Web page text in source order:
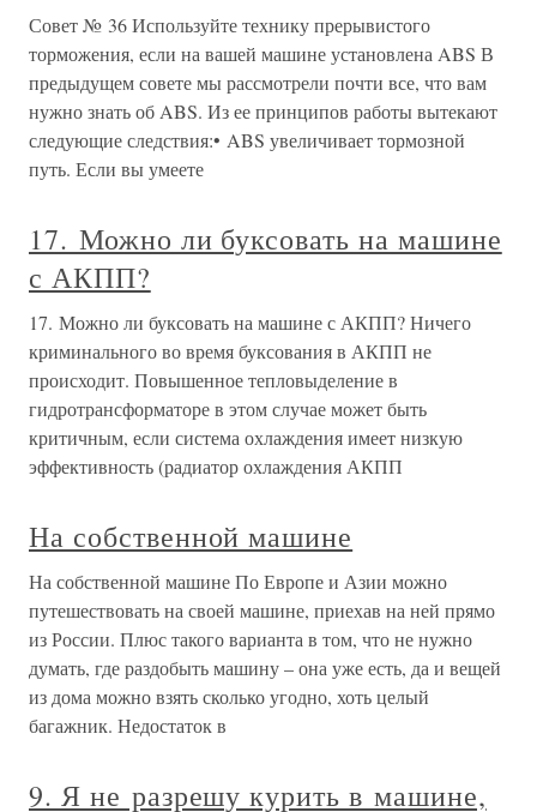
Совет № 36 Используйте технику прерывистого
торможения, если на вашей машине установлена ABS В
предыдущем совете мы рассмотрели почти все, что вам
нужно знать об ABS. Из ее принципов работы вытекают
следующие следствия:• ABS увеличивает тормозной
путь. Если вы умеете
17. Можно ли буксовать на машине
с АКПП?
17. Можно ли буксовать на машине с АКПП? Ничего
криминального во время буксования в АКПП не
происходит. Повышенное тепловыделение в
гидротрансформаторе в этом случае может быть
критичным, если система охлаждения имеет низкую
эффективность (радиатор охлаждения АКПП
На собственной машине
На собственной машине По Европе и Азии можно
путешествовать на своей машине, приехав на ней прямо
из России. Плюс такого варианта в том, что не нужно
думать, где раздобыть машину – она уже есть, да и вещей
из дома можно взять сколько угодно, хоть целый
багажник. Недостаток в
9. Я не разрешу курить в машине,